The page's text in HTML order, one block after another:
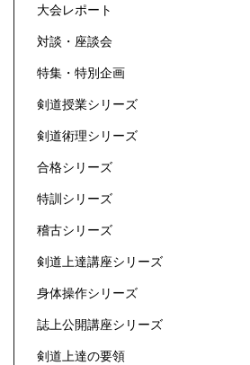
大会レポート
対談・座談会
特集・特別企画
剣道授業シリーズ
剣道術理シリーズ
合格シリーズ
特訓シリーズ
稽古シリーズ
剣道上達講座シリーズ
身体操作シリーズ
誌上公開講座シリーズ
剣道上達の要領